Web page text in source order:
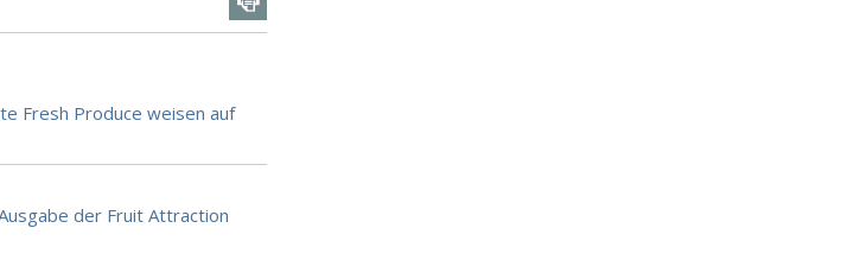
Fresh Produce weisen auf
der Fruit Attraction